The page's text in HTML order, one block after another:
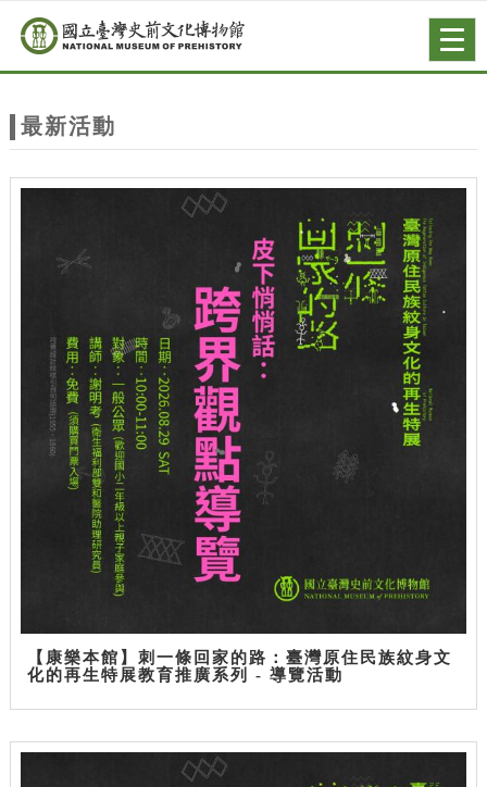
站
主
跳到主要內容
網站導覽
最新活動
【康樂本館】刺一條回家的路：臺灣原住民族紋身文
化的再生特展教育推廣系列 - 導覽活動